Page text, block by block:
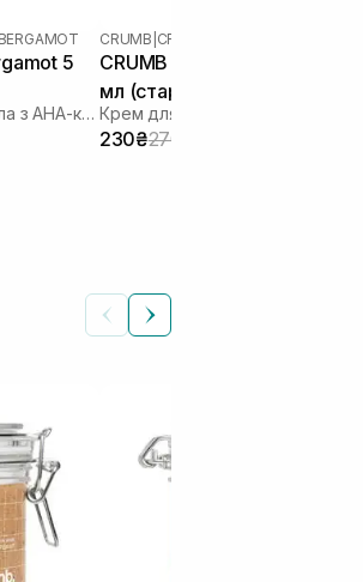
5
Сольовий скраб для тіла з AHA-кислотами
CRUMB CRUMB VETIVER &
CRUMB Vetiver & Bergamot
мл (старе пакування)
Крем для рук
230₴270₴